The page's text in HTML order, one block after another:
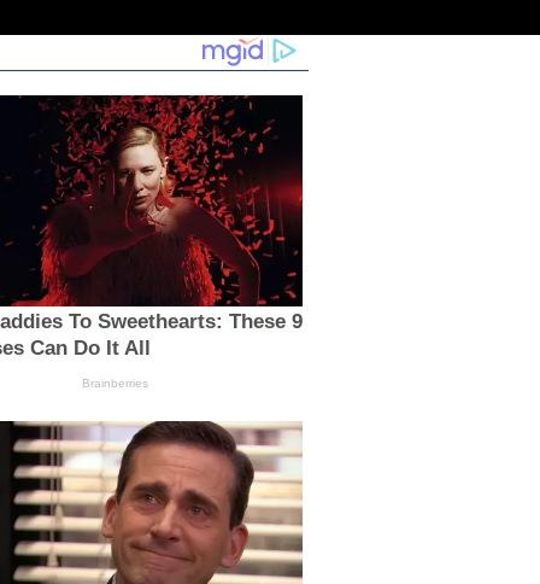
To Sweethearts: These 9
Can Do It All
Brainberries